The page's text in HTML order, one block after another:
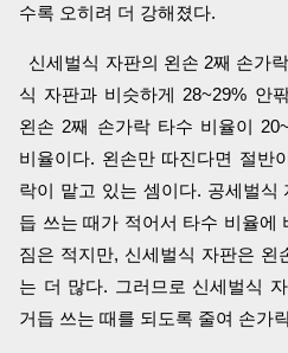
수록 오히려 더 강해졌다.
신세벌식 자판의 왼손 2째 손가
식 자판과 비슷하게 28~29% 안
왼손 2째 손가락 타수 비율이
비율이다. 왼손만 따진다면 절반
락이 맡고 있는 셈이다. 공세벌식
듭 쓰는 때가 적어서 타수 비율에
짐은 적지만, 신세벌식 자판은 왼
는 더 많다. 그러므로 신세벌식
거듭 쓰는 때를 되도록 줄여 손가